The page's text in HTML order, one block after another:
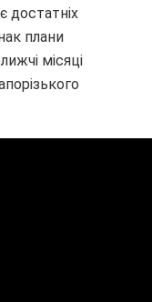
достатніх
плани
місяці